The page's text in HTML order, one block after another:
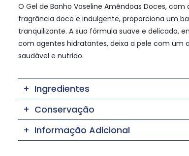
O Gel de Banho Vaseline Amêndoas Doces, com
fragrância doce e indulgente, proporciona um
tranquilizante. A sua fórmula suave e delicada,
com agentes hidratantes, deixa a pele com um
saudável e nutrido.
Ingredientes
Conservação
Informação Adicional